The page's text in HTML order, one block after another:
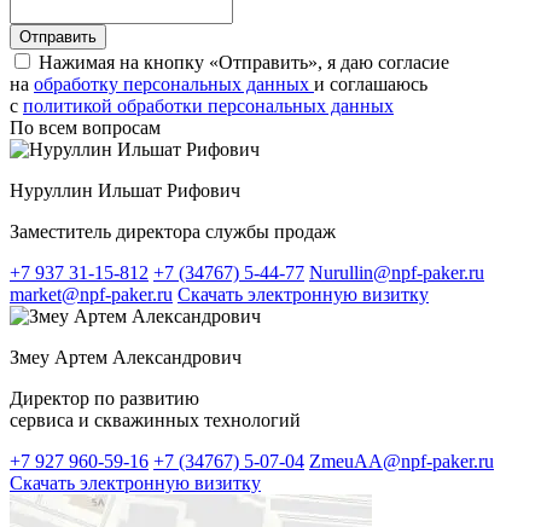
Нажимая на кнопку «Отправить», я даю согласие
на обработку персональных данных и соглашаюсь
c политикой обработки персональных данных
По всем вопросам
Нуруллин Ильшат Рифович
Заместитель директора службы продаж
+7 937 31-15-812 +7 (34767) 5-44-77 Nurullin@npf-paker.ru
market@npf-paker.ru Скачать электронную визитку
Змеу Артем Александрович
Директор по развитию
сервиса и скважинных технологий
+7 927 960-59-16 +7 (34767) 5-07-04 ZmeuAA@npf-paker.ru
Скачать электронную визитку